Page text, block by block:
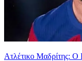
Ατλέτικο Μαδρίτης: Ο